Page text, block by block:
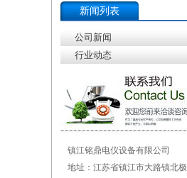
新闻列表
公司新闻
行业动态
镇江铭鼎电仪设备有限公司
地址：江苏省镇江市大路镇北